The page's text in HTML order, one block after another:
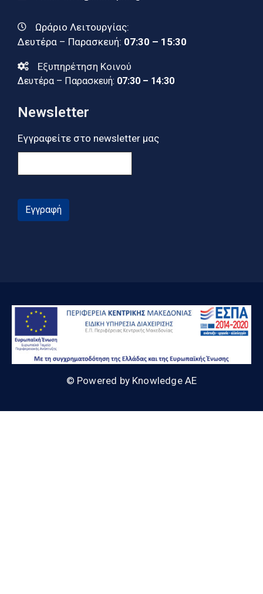
Ωράριο Λειτουργίας:
Δευτέρα – Παρασκευή: 07:30 – 15:30
Εξυπηρέτηση Κοινού
Δευτέρα – Παρασκευή: 07:30 – 14:30
Newsletter
Εγγραφείτε στο newsletter μας
Εγγραφή
© Powered by Knowledge AE